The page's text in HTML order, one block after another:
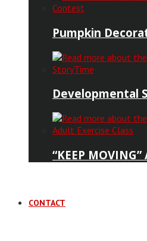
Pumpkin
Developmental
“KEEP
CONTACT